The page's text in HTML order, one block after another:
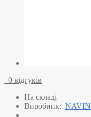
0 відгуків
На складі
Виробник: NAVIN